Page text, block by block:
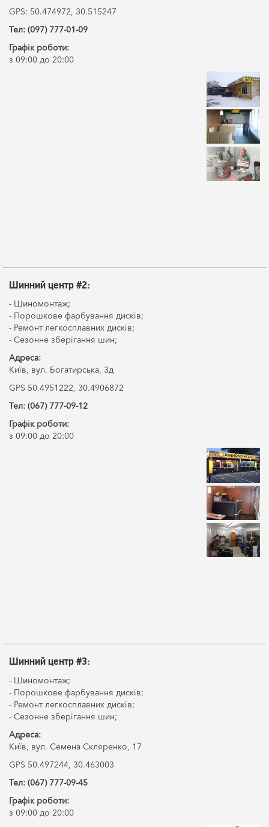
GPS: 50.474972, 30.515247
Тел: (097) 777-01-09
Графік роботи:
з 09:00 до 20:00
Шинний центр #2:
- Шиномонтаж;
- Порошкове фарбування дисків;
- Ремонт легкосплавних дисків;
- Сезонне зберігання шин;
Адреса:
Київ, вул. Богатирська, 3д
GPS 50.4951222, 30.4906872
Тел: (067) 777-09-12
Графік роботи:
з 09:00 до 20:00
Шинний центр #3:
- Шиномонтаж;
- Порошкове фарбування дисків;
- Ремонт легкосплавних дисків;
- Сезонне зберігання шин;
Адреса:
Київ, вул. Семена Скляренко, 17
GPS 50.497244, 30.463003
Тел: (067) 777-09-45
Графік роботи:
з 09:00 до 20:00